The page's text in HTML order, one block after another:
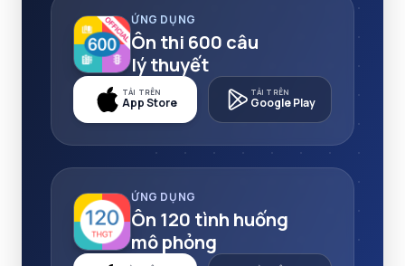
ỨNG DỤNG
Ôn thi 600 câu
lý thuyết
TẢI TRÊN
App Store
TẢI TRÊN
Google Play
ỨNG DỤNG
Ôn 120 tình huống
mô phỏng